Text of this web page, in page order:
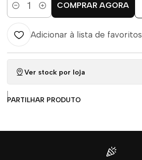
Quantidade
COMPRAR AGORA
Adicionar à lista de favoritos
Ver stock por loja
|
PARTILHAR PRODUTO